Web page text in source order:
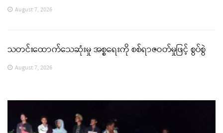
August 7, 2026
သတင်းထောက်သေဆုံးမှု အစ္စရေးကို စစ်ရာဇဝတ်မှုဖြင့် စွပ်စွဲ
August 7, 2026